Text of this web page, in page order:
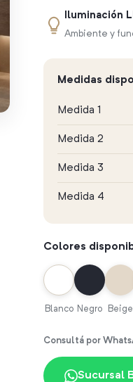
Iluminación
Ambiente y
Medidas
Medida 1
Medida 2
Medida 3
Medida 4
Colores
Blanco Negro Beige
Consultá por
Sucursal